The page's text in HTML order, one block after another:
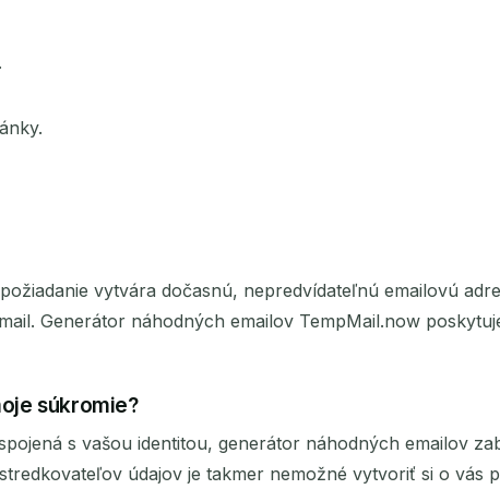
vytvára dočasnú, nepredvídateľnú emailovú
Generátor náhodných emailov TempMail.now
súkromie?
s vašou identitou, generátor náhodných emailov
údajov je takmer nemožné vytvoriť si o vás